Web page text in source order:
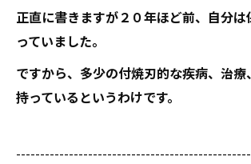
正直に書きますが２０年ほど前、自分
っていました。
ですから、多少の付焼刃的な疾病、治
持っているというわけです。